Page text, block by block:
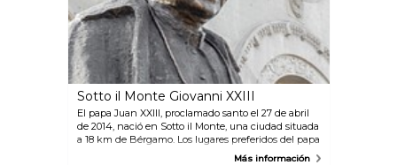
Sotto il Monte Giovanni XXIII
El papa Juan XXIII, proclamado santo el 27 de abril
de 2014, nació en Sotto il Monte, una ciudad situada
a 18 km de Bérgamo. Los lugares preferidos del papa
se encuentran a muy corta distancia: su hogar
Más información